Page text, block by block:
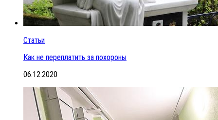
Статьи
Как не переплатить за похороны
06.12.2020